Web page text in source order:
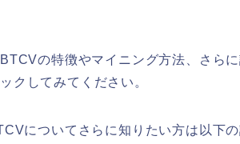
の特徴やマイニング方法、さら
クしてみてください。
についてさらに知りたい方は以下